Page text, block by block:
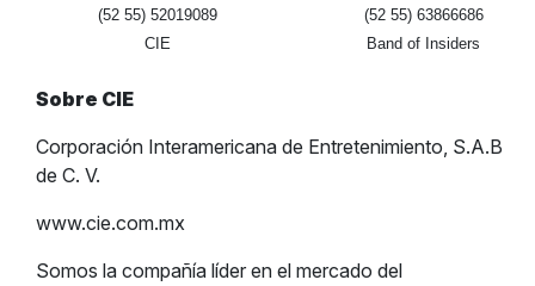
(52 55) 52019089
CIE
(52 55) 63866686
Band of Insiders
Sobre CIE
Corporación Interamericana de Entretenimiento, S.A.B
de C. V.
www.cie.com.mx
Somos la compañía líder en el mercado del